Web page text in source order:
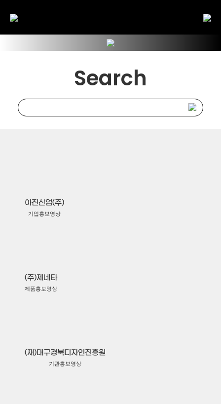
Search
아진산업(주)
기업홍보영상
(주)제네타
제품홍보영상
(재)대구경북디자인진흥원
기관홍보영상